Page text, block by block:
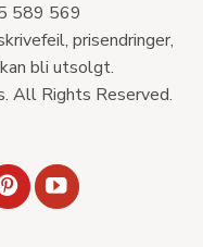
589 569
prisendringer,
bli utsolgt.
All Rights Reserved.